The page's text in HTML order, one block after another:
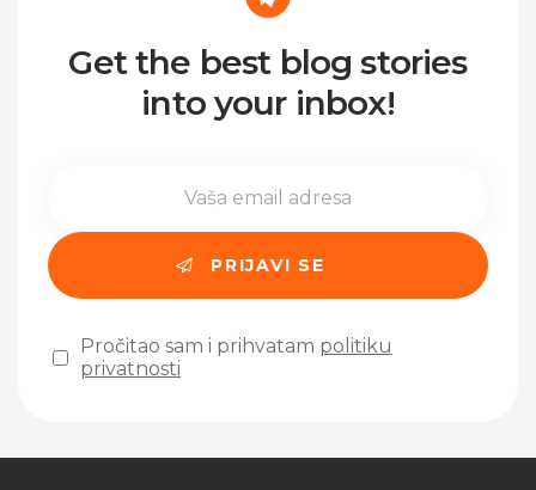
Get the best blog stories
into your inbox!
Pročitao sam i prihvatam politiku
privatnosti